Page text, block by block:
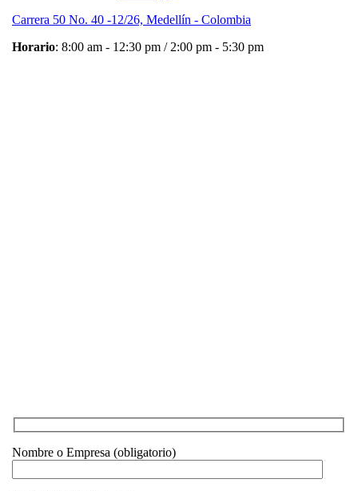
Carrera 50 No. 40 -12/26, Medellín - Colombia
Horario: 8:00 am - 12:30 pm / 2:00 pm - 5:30 pm
Nombre o Empresa (obligatorio)